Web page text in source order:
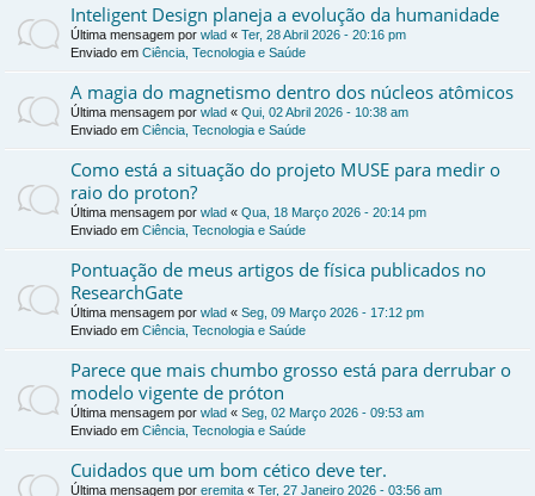
Inteligent Design planeja a evolução da humanidade
Última mensagem por wlad « Ter, 28 Abril 2026 - 20:16 pm
Enviado em Ciência, Tecnologia e Saúde
A magia do magnetismo dentro dos núcleos atômicos
Última mensagem por wlad « Qui, 02 Abril 2026 - 10:38 am
Enviado em Ciência, Tecnologia e Saúde
Como está a situação do projeto MUSE para medir o
raio do proton?
Última mensagem por wlad « Qua, 18 Março 2026 - 20:14 pm
Enviado em Ciência, Tecnologia e Saúde
Pontuação de meus artigos de física publicados no
ResearchGate
Última mensagem por wlad « Seg, 09 Março 2026 - 17:12 pm
Enviado em Ciência, Tecnologia e Saúde
Parece que mais chumbo grosso está para derrubar o
modelo vigente de próton
Última mensagem por wlad « Seg, 02 Março 2026 - 09:53 am
Enviado em Ciência, Tecnologia e Saúde
Cuidados que um bom cético deve ter.
Última mensagem por eremita « Ter, 27 Janeiro 2026 - 03:56 am